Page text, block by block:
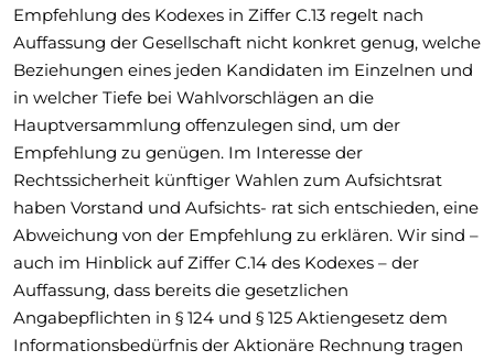
Empfehlung des Kodexes in Ziffer C.13 regelt nach
Auffassung der Gesellschaft nicht konkret genug, welche
Beziehungen eines jeden Kandidaten im Einzelnen und
in welcher Tiefe bei Wahlvorschlägen an die
Hauptversammlung offenzulegen sind, um der
Empfehlung zu genügen. Im Interesse der
Rechtssicherheit künftiger Wahlen zum Aufsichtsrat
haben Vorstand und Aufsichts- rat sich entschieden, eine
Abweichung von der Empfehlung zu erklären. Wir sind –
auch im Hinblick auf Ziffer C.14 des Kodexes – der
Auffassung, dass bereits die gesetzlichen
Angabepflichten in § 124 und § 125 Aktiengesetz dem
Informationsbedürfnis der Aktionäre Rechnung tragen